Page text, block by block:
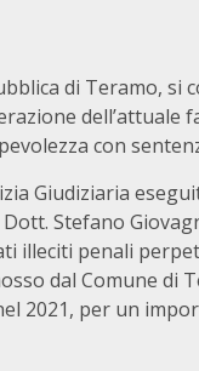
di Teramo,
dell’attuale
con
Giudiziaria
Stefano
illeciti penali
dal Comune di
2021, per un